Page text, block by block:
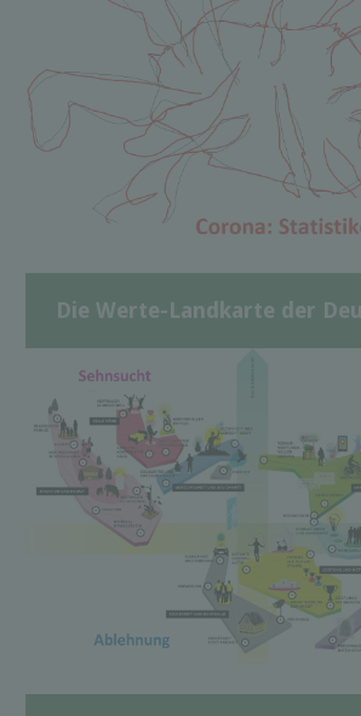
Die Werte-Landkarte der